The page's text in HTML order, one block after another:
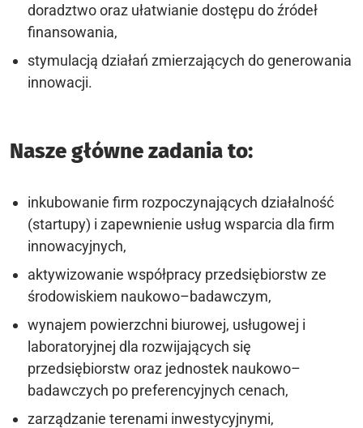
doradztwo oraz ułatwianie dostępu do źródeł
finansowania,
stymulacją działań zmierzających do generowania
innowacji.
Nasze główne zadania to:
inkubowanie firm rozpoczynających działalność
(startupy) i zapewnienie usług wsparcia dla firm
innowacyjnych,
aktywizowanie współpracy przedsiębiorstw ze
środowiskiem naukowo–badawczym,
wynajem powierzchni biurowej, usługowej i
laboratoryjnej dla rozwijających się
przedsiębiorstw oraz jednostek naukowo–
badawczych po preferencyjnych cenach,
zarządzanie terenami inwestycyjnymi,